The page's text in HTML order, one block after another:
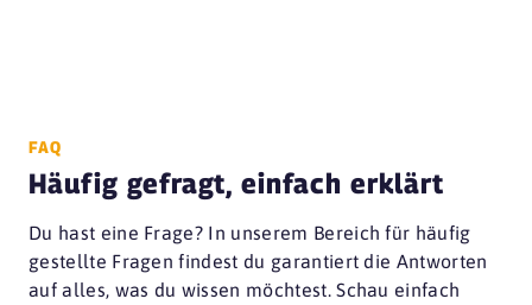
FAQ
Häufig gefragt, einfach erklärt
Du hast eine Frage? In unserem Bereich für häufig
gestellte Fragen findest du garantiert die Antworten
auf alles, was du wissen möchtest. Schau einfach